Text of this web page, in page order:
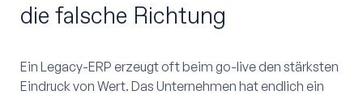
die falsche Richtung
Ein Legacy-ERP erzeugt oft beim go-live den stärksten
Eindruck von Wert. Das Unternehmen hat endlich ein